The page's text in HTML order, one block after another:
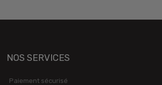
NOS SERVICES
Paiement sécurisé